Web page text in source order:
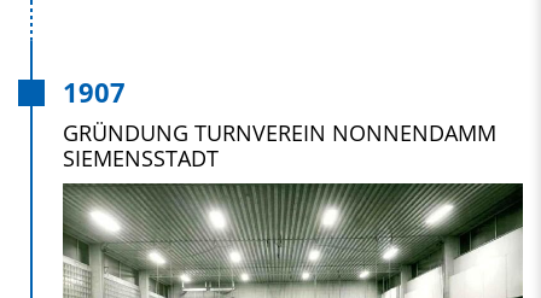
1907
GRÜNDUNG TURNVEREIN NONNENDAMM
SIEMENSSTADT